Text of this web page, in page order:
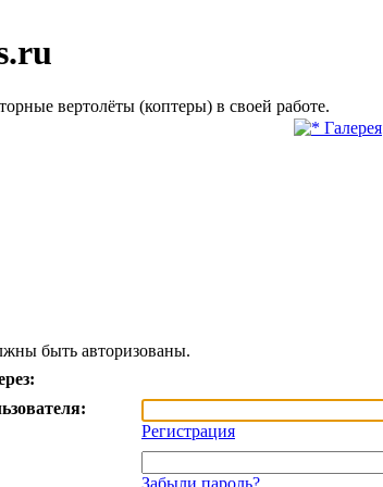
вертолёты (коптеры) в своей работе.
Галерея
быть авторизованы.
Регистрация
Забыли пароль?